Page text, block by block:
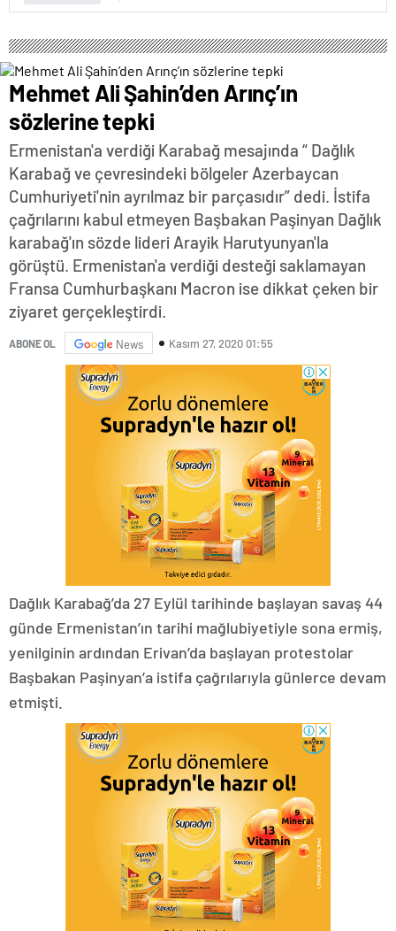
Mehmet Ali Şahin’den Arınç’ın
sözlerine tepki
Ermenistan'a verdiği Karabağ mesajında “ Dağlık
Karabağ ve çevresindeki bölgeler Azerbaycan
Cumhuriyeti'nin ayrılmaz bir parçasıdır” dedi. İstifa
çağrılarını kabul etmeyen Başbakan Paşinyan Dağlık
karabağ'ın sözde lideri Arayik Harutyunyan'la
görüştü. Ermenistan'a verdiği desteği saklamayan
Fransa Cumhurbaşkanı Macron ise dikkat çeken bir
ziyaret gerçekleştirdi.
ABONE OL News Kasım 27, 2020 01:55
Dağlık Karabağ’da 27 Eylül tarihinde başlayan savaş 44
günde Ermenistan’ın tarihi mağlubiyetiyle sona ermiş,
yenilginin ardından Erivan’da başlayan protestolar
Başbakan Paşinyan’a istifa çağrılarıyla günlerce devam
etmişti.